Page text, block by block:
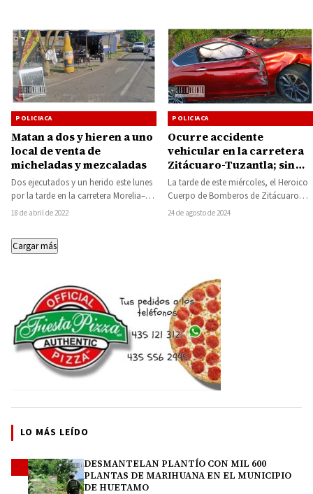
POLICIACA
Matan a dos y hieren a uno
local de venta de
micheladas y mezcaladas
Dos ejecutados y un herido este lunes
por la tarde en la carretera Morelia–
Aeropuerto, hecho localizado en
18 de abril de 2022
POLICIACA
Ocurre accidente
vehicular en la carretera
Zitácuaro-Tuzantla; sin
lesionados, solo daños
materiales
La tarde de este miércoles, el Heroico
Cuerpo de Bomberos de Zitácuaro
recibió una llamada telefónica
24 de agosto de 2024
Cargar más
LO MÁS LEÍDO
DESMANTELAN PLANTÍO CON MIL 600
PLANTAS DE MARIHUANA EN EL MUNICIPIO
DE HUETAMO